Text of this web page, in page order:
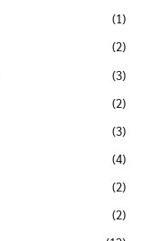
(1)
(2)
(3)
(2)
(3)
(4)
(2)
(2)